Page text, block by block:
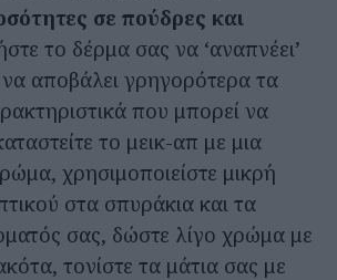
σε πούδρες και
το δέρμα σας να ‘αναπνέει’
αποβάλει γρηγορότερα τα
που μπορεί να
το μεικ-απ με μια
χρησιμοποιείστε μικρή
στα σπυράκια και τα
σας, δώστε λίγο χρώμα με
τονίστε τα μάτια σας με